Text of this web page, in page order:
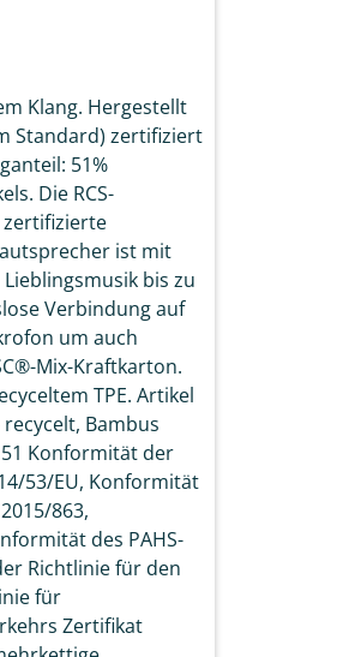
Klang. Hergestellt
Standard) zertifiziert
51%
Die RCS-
ist mit
bis zu
Verbindung auf
um auch
Mix-Kraftkarton.
TPE. Artikel
recycelt, Bambus
Konformität der
53/EU, Konformität
863,
des PAHS-
Richtlinie für den
für
Zertifikat